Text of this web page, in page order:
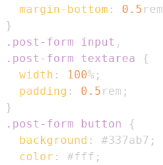
margin-bottom : 0.5 rem
}
.post-form input ,
.post-form textarea
{
width : 100% ;
padding : 0.5 rem ;
}
.post-form button
{
background : #337ab7 ;
color : #fff ;